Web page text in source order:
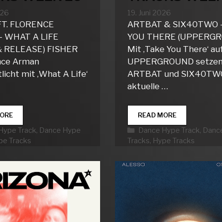
FLORENCE
WHAT A LIFE
RELEASE) FISHER
Arman
mit ‚What A Life‘
DANCE
HYPE
TRACKS
WEEK
Track, Dance Hype
Tracks
19. Juni 2026
ARTBAT & SIX40TWO
YOU THERE
Mit ‚Take You There‘
UPPERGROUND
ARTBAT und
aktuelle …
READ MOREDANCE
HYPE
TRACKS
WEEK
Kategorien
Dance Hype Track,
Tracks, Hype Tracks